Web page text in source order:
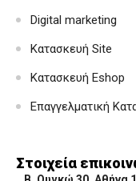
Digital marketing
Κατασκευή Site
Κατασκευή Eshop
Επαγγελματική
Στοιχεία